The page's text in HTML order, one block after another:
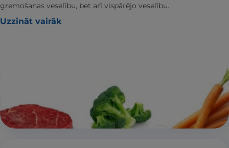
gremošanas veselību, bet arī vispārējo veselību.
Uzzināt vairāk